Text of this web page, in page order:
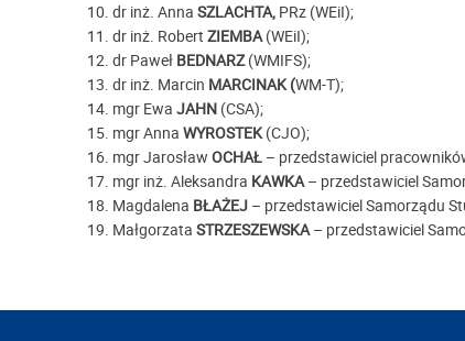
dr inż. Anna SZLACHTA, PRz (WEiI);
dr inż. Robert ZIEMBA(WEiI);
dr Paweł BEDNARZ(WMIFS);
dr inż. Marcin MARCINAK (WM-T);
mgr Ewa JAHN (CSA);
mgr Anna WYROSTEK(CJO);
mgr Jarosław OCHAŁ – przedstawiciel
mgr inż. Aleksandra KAWKA– przedstawiciel
Magdalena BŁAŻEJ – przedstawiciel Samorządu
Małgorzata STRZESZEWSKA– przedstawiciel